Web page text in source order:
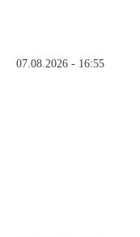
07.08.2026 - 16:55